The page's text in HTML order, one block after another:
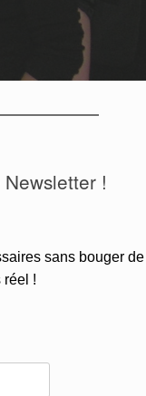
!
sans bouger
réel !